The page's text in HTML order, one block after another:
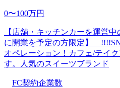
0〜100万円
【店舗・キッチンカーを運営
に開業を予定の方限定】
オペレーション！カフェ/テイ
す。人気のスイーツブランド
FC契約企業数